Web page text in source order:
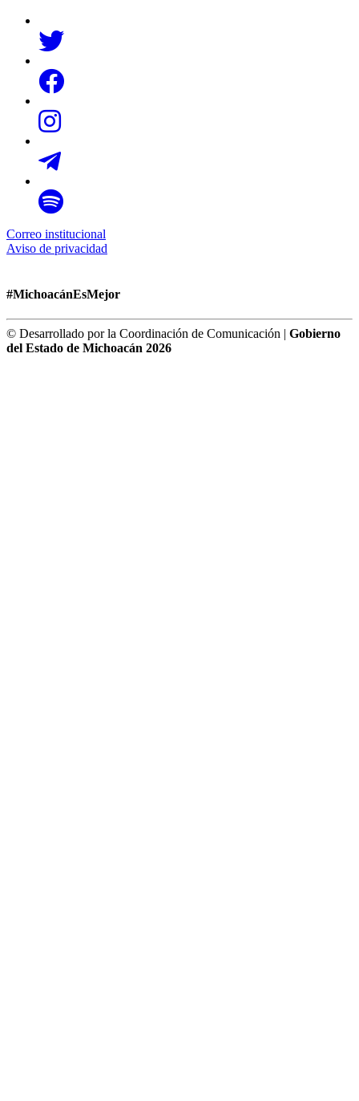
Correo institucional
Aviso de privacidad
#MichoacánEsMejor
© Desarrollado por la Coordinación de Comunicación | Gobierno
del Estado de Michoacán 2026